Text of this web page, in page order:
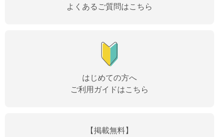
よくあるご質問はこちら
はじめての方へ
ご利用ガイドはこちら
【掲載無料】